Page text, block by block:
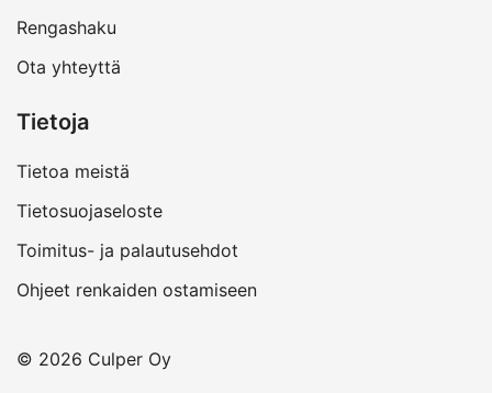
Rengashaku
Ota yhteyttä
Tietoja
Tietoa meistä
Tietosuojaseloste
Toimitus- ja palautusehdot
Ohjeet renkaiden ostamiseen
© 2026 Culper Oy